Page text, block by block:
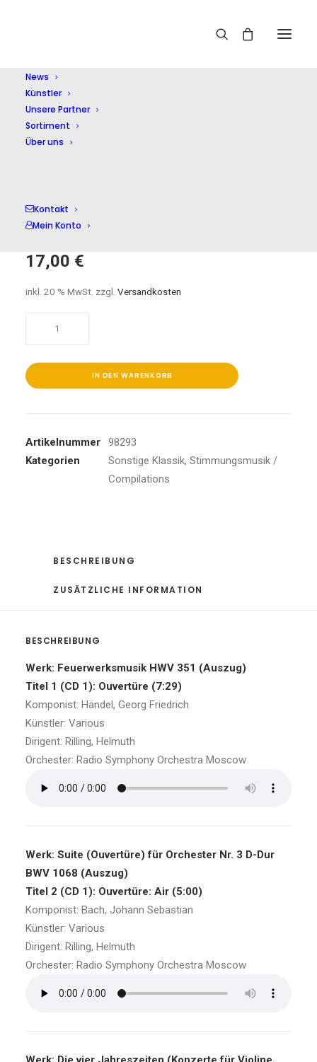
News
Künstler
Unsere Partner
Sortiment
Über uns
Kontakt
Mein Konto
Die Schönsten Melodien
Melodien Der Klassik
17,00 €
inkl. 20 % MwSt. zzgl. Versandkosten
Der
IN DEN WARENKORB
Artikelnummer
98293
Kategorien
Sonstige Klassik, Stimmungsmusik /
Compilations
BESCHREIBUNG
ZUSÄTZLICHE INFORMATION
BESCHREIBUNG
Werk: Feuerwerksmusik HWV 351 (Auszug)
Titel 1 (CD 1): Ouvertüre (7:29)
Komponist: Händel, Georg Friedrich
Künstler: Various
Dirigent: Rilling, Helmuth
Orchester: Radio Symphony Orchestra Moscow
Werk: Suite (Ouvertüre) für Orchester Nr. 3 D-Dur
BWV 1068 (Auszug)
Titel 2 (CD 1): Ouvertüre: Air (5:00)
Komponist: Bach, Johann Sebastian
Künstler: Various
Dirigent: Rilling, Helmuth
Orchester: Radio Symphony Orchestra Moscow